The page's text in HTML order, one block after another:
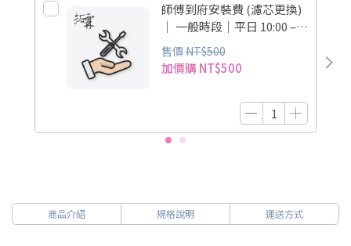
師傅到府安裝費 (濾芯更換)
｜ 一般時段｜平日 10:00 –
17:30
售價 NT$500
加價購NT$500
商品介紹 規格說明 運送方式